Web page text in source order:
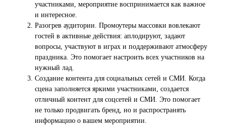
участниками, мероприятие воспринимается как важное
и интересное.
Разогрев аудитории. Промоутеры массовки вовлекают
гостей в активные действия: аплодируют, задают
вопросы, участвуют в играх и поддерживают атмосферу
праздника. Это помогает настроить всех участников на
нужный лад.
Создание контента для социальных сетей и СМИ. Когда
сцена заполняется яркими участниками, создается
отличный контент для соцсетей и СМИ. Это помогает
не только продвигать бренд, но и распространять
информацию о вашем мероприятии.